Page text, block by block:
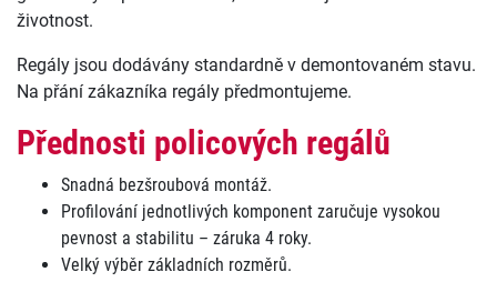
životnost.
Regály jsou dodávány standardně v demontovaném stavu.
Na přání zákazníka regály předmontujeme.
Přednosti policových regálů
Snadná bezšroubová montáž.
Profilování jednotlivých komponent zaručuje vysokou
pevnost a stabilitu – záruka 4 roky.
Velký výběr základních rozměrů.